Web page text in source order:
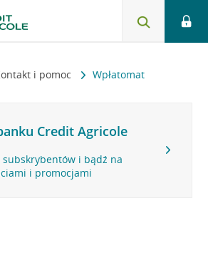
i pomoc Wpłatomat
Credit Agricole
subskrybentów i bądź na
i promocjami